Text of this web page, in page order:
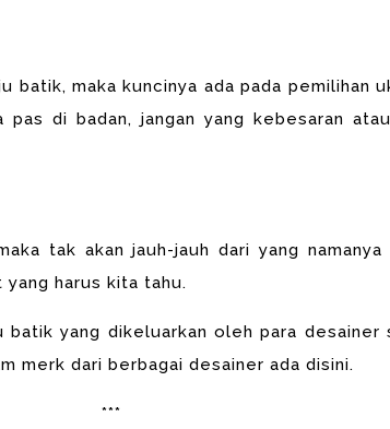
batik, makakuncinya ada pada pemilihan
pas di badan, jangan yang kebesaran
tak akan jauh-jauh dari yang
harus kita tahu.
batik yang dikeluarkan oleh para desainer
merk dari berbagai desainer ada disini.
***